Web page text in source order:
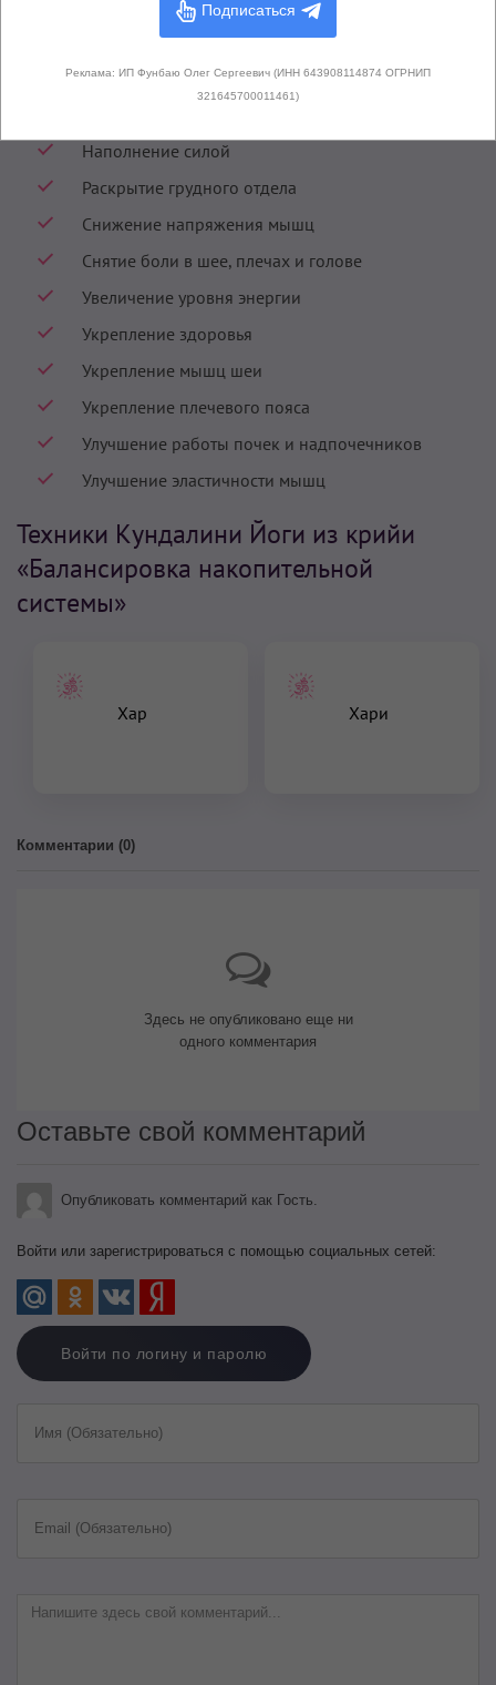
Практики Кундалини Йоги с похожими
эффектами
Наполнение силой
Раскрытие грудного отдела
Снижение напряжения мышц
Снятие боли в шее, плечах и голове
Увеличение уровня энергии
Укрепление здоровья
Укрепление мышц шеи
Укрепление плечевого пояса
Улучшение работы почек и надпочечников
Улучшение эластичности мышц
Техники Кундалини Йоги из крийи
«Балансировка накопительной
системы»
Хар Хари
Комментарии (0)
Здесь не опубликовано еще ни
одного комментария
Оставьте свой комментарий
Опубликовать комментарий как Гость.
Войти или зарегистрироваться с помощью социальных сетей:
Войти по логину и паролю
Имя (Обязательно)
Email (Обязательно)
Подписаться
Реклама: ИП Фунбаю Олег Сергеевич (ИНН 643908114874 ОГРНИП
321645700011461)